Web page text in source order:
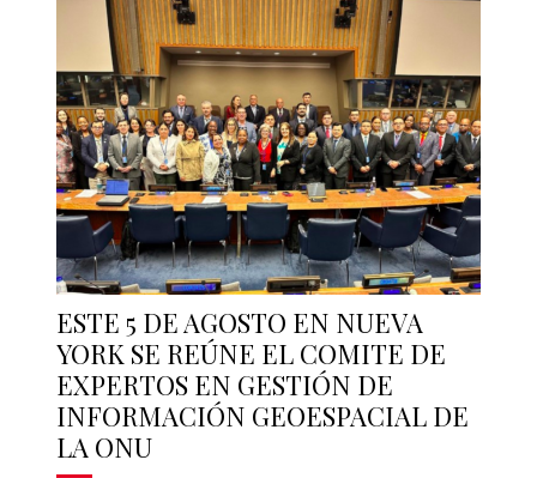
ESTE 5 DE AGOSTO EN NUEVA
YORK SE REÚNE EL COMITE DE
EXPERTOS EN GESTIÓN DE
INFORMACIÓN GEOESPACIAL DE
LA ONU